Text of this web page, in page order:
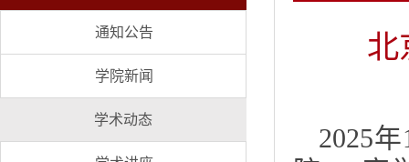
通知公告
学院新闻
学术动态
北
2025